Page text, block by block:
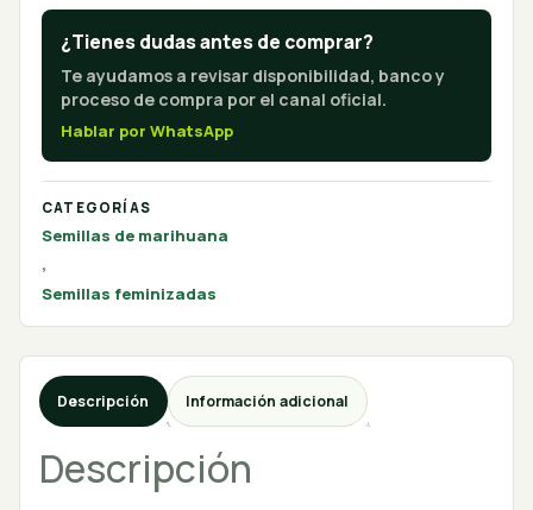
¿Tienes dudas antes de comprar?
Te ayudamos a revisar disponibilidad, banco y
proceso de compra por el canal oficial.
Hablar por WhatsApp
CATEGORÍAS
Semillas de marihuana
,
Semillas feminizadas
Descripción Información adicional
Descripción